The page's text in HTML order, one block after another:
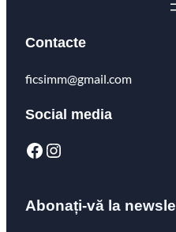
Contacte
ficsimm@gmail.com
Social media
Abonați-vă la